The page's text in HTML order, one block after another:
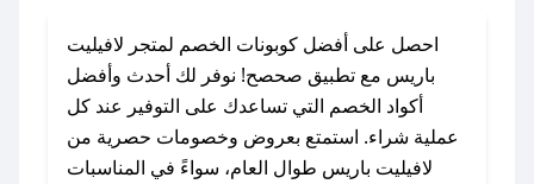
احصل على أفضل كوبونات الخصم لمتجر لافيليت
باريس مع تطبيق صحصح! نوفر لك أحدث وأفضل
أكواد الخصم التي تساعدك على التوفير عند كل
عملية شراء. استمتع بعروض وخصومات حصرية من
لافيليت باريس طوال العام، سواءً في المناسبات